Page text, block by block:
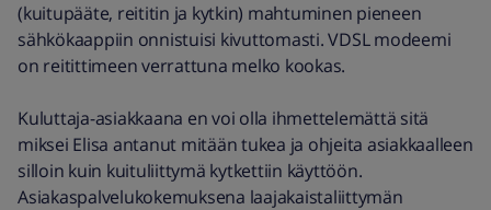
(kuitupääte, reititin ja kytkin) mahtuminen pieneen
sähkökaappiin onnistuisi kivuttomasti. VDSL modeemi
on reitittimeen verrattuna melko kookas.
Kuluttaja-asiakkaana en voi olla ihmettelemättä sitä
miksei Elisa antanut mitään tukea ja ohjeita asiakkaalleen
silloin kuin kuituliittymä kytkettiin käyttöön.
Asiakaspalvelukokemuksena laajakaistaliittymän